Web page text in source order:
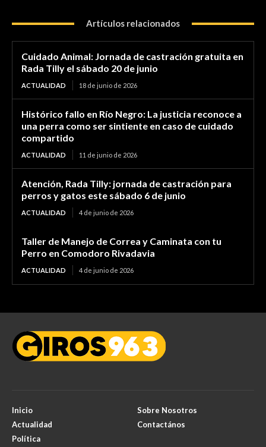
Artículos relacionados
Cuidado Animal: Jornada de castración gratuita en
Rada Tilly el sábado 20 de junio
ACTUALIDAD 18 de junio de 2026
Histórico fallo en Río Negro: La justicia reconoce a
una perra como ser sintiente en caso de cuidado
compartido
ACTUALIDAD 11 de junio de 2026
Atención, Rada Tilly: jornada de castración para
perros y gatos este sábado 6 de junio
ACTUALIDAD 4 de junio de 2026
Taller de Manejo de Correa y Caminata con tu
Perro en Comodoro Rivadavia
ACTUALIDAD 4 de junio de 2026
Inicio
Actualidad
Política
Sobre Nosotros
Contactános